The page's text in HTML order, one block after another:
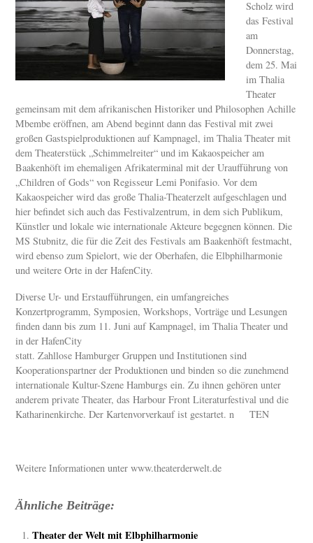
Scholz wird
das Festival
am
Donnerstag,
dem 25. Mai
im Thalia
Theater
gemeinsam mit dem afrikanischen Historiker und Philosophen Achille
Mbembe eröffnen, am Abend beginnt dann das Festival mit zwei
großen Gastspielproduktionen auf Kampnagel, im Thalia Theater mit
dem Theaterstück „Schimmelreiter“ und im Kakaospeicher am
Baakenhöft im ehemaligen Afrikaterminal mit der Uraufführung von
„Children of Gods“ von Regisseur Lemi Ponifasio. Vor dem
Kakaospeicher wird das große Thalia-Theaterzelt aufgeschlagen und
hier befindet sich auch das Festivalzentrum, in dem sich Publikum,
Künstler und lokale wie internationale Akteure begegnen können. Die
MS Stubnitz, die für die Zeit des Festivals am Baakenhöft festmacht,
wird ebenso zum Spielort, wie der Oberhafen, die Elbphilharmonie
und weitere Orte in der HafenCity.
Diverse Ur- und Erstaufführungen, ein umfangreiches
Konzertprogramm, Symposien, Workshops, Vorträge und Lesungen
finden dann bis zum 11. Juni auf Kampnagel, im Thalia Theater und
in der HafenCity
statt. Zahllose Hamburger Gruppen und Institutionen sind
Kooperationspartner der Produktionen und binden so die zunehmend
internationale Kultur-Szene Hamburgs ein. Zu ihnen gehören unter
anderem private Theater, das Harbour Front Literaturfestival und die
Katharinenkirche. Der Kartenvorverkauf ist gestartet. n TEN
Weitere Informationen unter www.theaterderwelt.de
Ähnliche Beiträge:
Theater der Welt mit Elbphilharmonie